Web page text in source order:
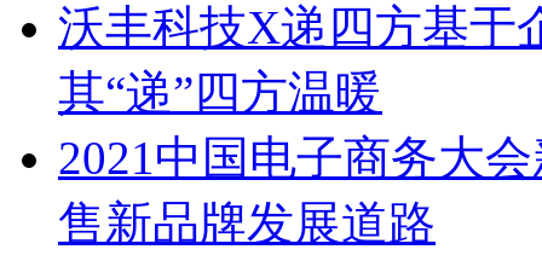
沃丰科技X递四方基于
其“递”四方温暖
2021中国电子商务大
售新品牌发展道路